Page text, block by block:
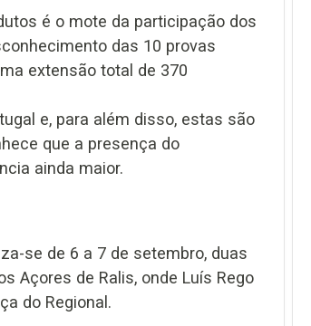
é o mote da participação dos
das 10 provas
extensão total de 370
e, para além disso, estas são
que a presença do
ainda maior.
se de 6 a 7 de setembro, duas
Açores de Ralis, onde Luís Rego
do Regional.